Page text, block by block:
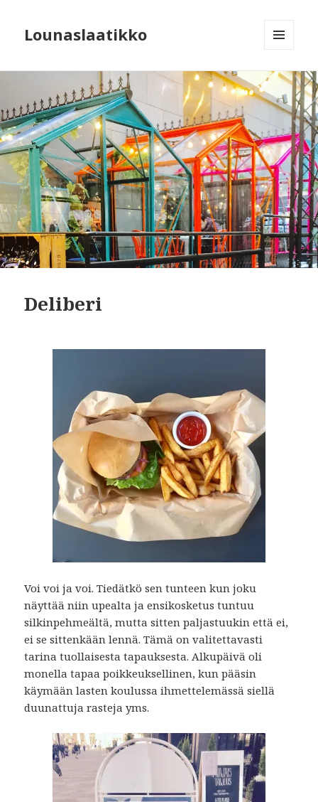
Lounaslaatikko
WIDGETS
Deliberi
Voi voi ja voi. Tiedätkö sen tunteen kun joku
näyttää niin upealta ja ensikosketus tuntuu
silkinpehmeältä, mutta sitten paljastuukin että ei,
ei se sittenkään lennä. Tämä on valitettavasti
tarina tuollaisesta tapauksesta. Alkupäivä oli
monella tapaa poikkeuksellinen, kun pääsin
käymään lasten koulussa ihmettelemässä siellä
duunattuja rasteja yms.